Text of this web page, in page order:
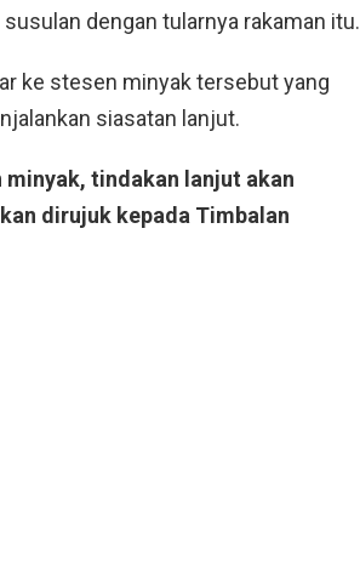
dengan tularnya rakaman itu.
ke stesen minyak tersebut yang
siasatan lanjut.
tindakan lanjut akan
dirujuk kepada Timbalan